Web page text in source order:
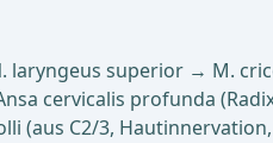
laryngeus superior → M.
cervicalis profunda
(aus C2/3,